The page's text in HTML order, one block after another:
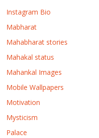
Instagram Bio
Mabharat
Mahabharat stories
Mahakal status
Mahankal Images
Mobile Wallpapers
Motivation
Mysticism
Palace